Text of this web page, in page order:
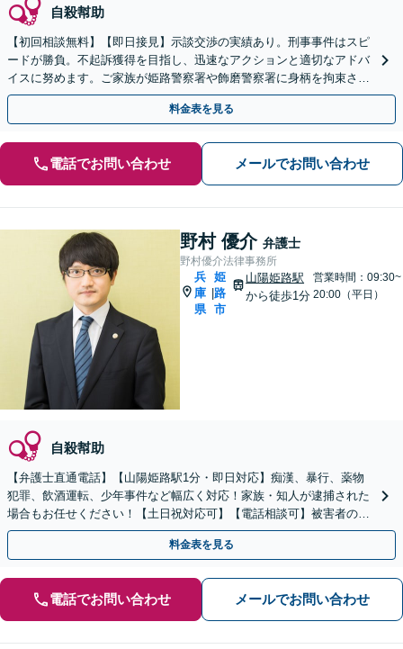
自殺幇助
【初回相談無料】【即日接見】示談交渉の実績あり。刑事事件はスピ
ードが勝負。不起訴獲得を目指し、迅速なアクションと適切なアドバ
イスに努めます。ご家族が姫路警察署や飾磨警察署に身柄を拘束され
たら、すぐにご相談を【夜間／休日相談可】
料金表を見る
電話でお問い合わせ メールでお問い合わせ
野村 優介 弁護士
野村優介法律事務所
兵
庫
県
姫
路
市
山陽姫路駅
から徒歩1分
営業時間：09:30~
20:00（平日）
自殺幇助
【弁護士直通電話】【山陽姫路駅1分・即日対応】痴漢、暴行、薬物
犯罪、飲酒運転、少年事件など幅広く対応！家族・知人が逮捕された
場合もお任せください！【土日祝対応可】【電話相談可】被害者の方
からのご相談にもスムーズに対応致します。
料金表を見る
電話でお問い合わせ メールでお問い合わせ